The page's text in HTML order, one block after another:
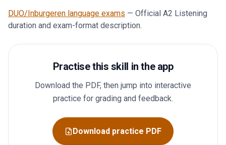
DUO/Inburgeren language exams — Official A2 Listening
duration and exam-format description.
Practise this skill in the app
Download the PDF, then jump into interactive
practice for grading and feedback.
Download practice PDF